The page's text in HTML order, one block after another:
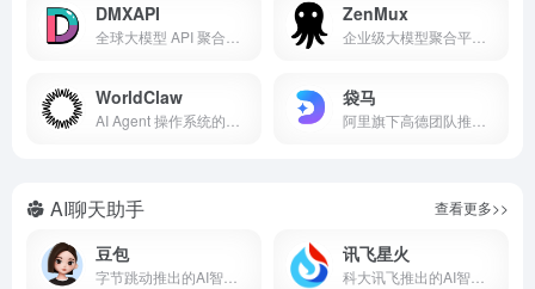
DMXAPI
全球大模型 API 聚合服务的平台
ZenMux
企业级大模型聚合平台，一站式调用全球主流AI模型
WorldClaw
AI Agent 操作系统的模型聚合与智能体管理平台
袋马
阿里旗下高德团队推出的AI零代码应用生成平台
AI聊天助手 查看更多>>
豆包
字节跳动推出的AI智能助手
讯飞星火
科大讯飞推出的AI智能助手